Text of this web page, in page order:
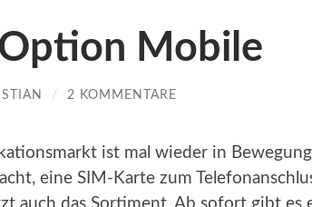
Mobile
/ 2 KOMMENTARE
ist mal wieder in
eine SIM-Karte zum